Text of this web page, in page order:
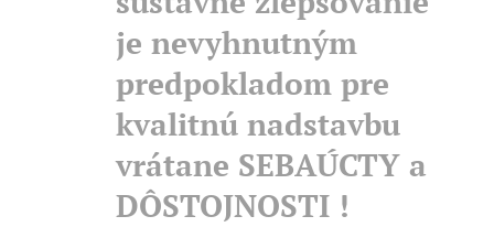
je nevyhnutným
predpokladom pre
kvalitnú nadstavbu
vrátane SEBAÚCTY a
DÔSTOJNOSTI !